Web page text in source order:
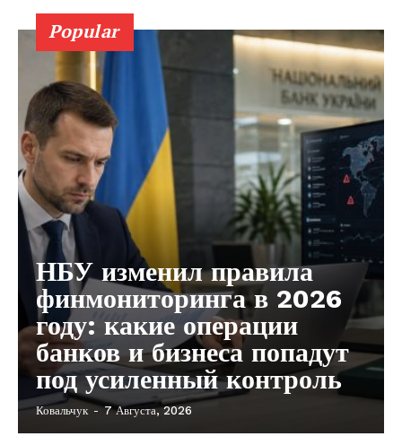
Popular
НБУ изменил правила
финмониторинга в 2026
году: какие операции
банков и бизнеса попадут
под усиленный контроль
Ковальчук - 7 Августа, 2026